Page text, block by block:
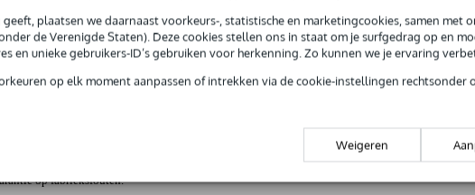
plaatsen we daarnaast voorkeurs-, statistische en marketingcookies, samen met
de Verenigde Staten). Deze cookies stellen ons in staat om je surfgedrag op en
en unieke gebruikers-ID’s gebruiken voor herkenning. Zo kunnen we je ervaring
op elk moment aanpassen of intrekken via de cookie-instellingen rechtsonder
Weigeren
(0)
op fabrieksfouten.